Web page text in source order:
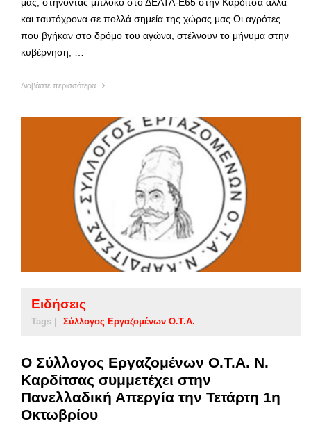
και ταυτόχρονα σε πολλά σημεία της χώρας μας Οι αγρότες
που βγήκαν στο δρόμο του αγώνα, στέλνουν το μήνυμα στην
κυβέρνηση, …
Διαβάστε περισσότερα
Ειδήσεις
Tags | Σύλλογος Εργαζομένων Ο.Τ.Α.
Ο Σύλλογος Εργαζομένων Ο.Τ.Α. Ν.
Καρδίτσας συμμετέχει στην
Πανελλαδική Απεργία την Τετάρτη 1η
Οκτωβρίου